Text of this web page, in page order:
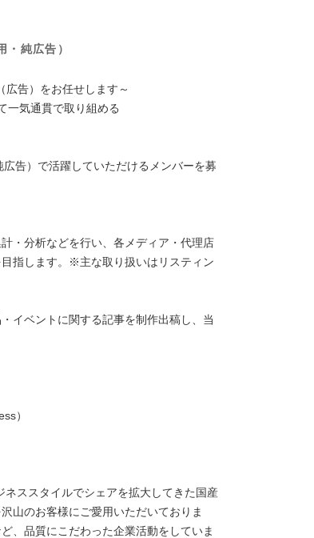
純広告）
告）をお任せします～
一気通貫で取り組める
告）で活躍していただけるメンバーを募
・分析などを行い、各メディア・代理店
指します。※主な取り扱いはリスティン
イベントに関する記事を制作出稿し、当
）
ススタイルでシェアを拡大してきた国産
山のお客様にご愛用いただいておりま
、品質にこだわった企業活動をしていま